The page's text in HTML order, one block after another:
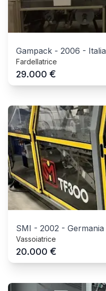
Gampack - 2006 - Italia
Fardellatrice
29.000 €
SMI - 2002 - Germania
Vassoiatrice
20.000 €